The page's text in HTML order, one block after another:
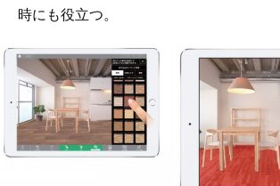
時にも役立つ。